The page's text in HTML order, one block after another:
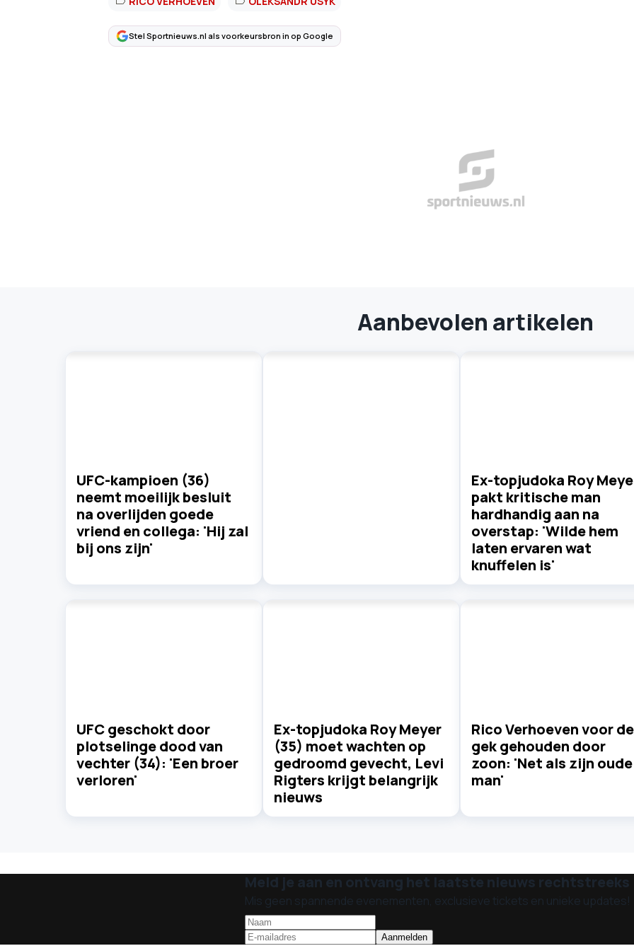
Stel Sportnieuws.nl als voorkeursbron in op Google
Aanbevolen artikelen
UFC-kampioen (36)
neemt moeilijk besluit
na overlijden goede
vriend en collega: 'Hij zal
bij ons zijn'
Ex-topjudoka Roy
pakt kritische man
hardhandig aan na
overstap: 'Wilde hem
laten ervaren wat
knuffelen is'
UFC geschokt door
plotselinge dood van
vechter (34): 'Een broer
verloren'
Ex-topjudoka Roy Meyer
(35) moet wachten op
gedroomd gevecht, Levi
Rigters krijgt belangrijk
nieuws
Rico Verhoeven voor de
gek gehouden door
zoon: 'Net als zijn oude
man'
Meld je aan en ontvang het laatste nieuws rechtstreeks
Mis geen spannende evenementen, exclusieve tickets en unieke updates!